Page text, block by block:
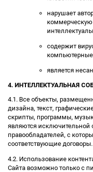
нарушает
содержит
является
4. ИНТЕЛЛЕКТУАЛЬНАЯ
4.1. Все объекты,
дизайна, текст,
скрипты, программы,
являются
правообладателей, с
соответствующие договоры.
4.2. Использование
Сайта возможно только с